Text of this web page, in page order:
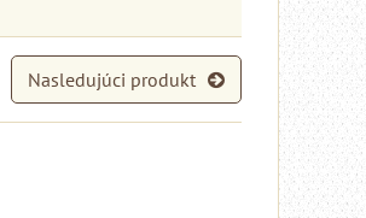
Nasledujúci produkt